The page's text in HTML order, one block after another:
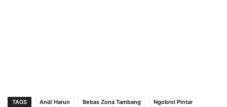
TAGS Andi Harun Bebas Zona Tambang
Ngobrol Pintar